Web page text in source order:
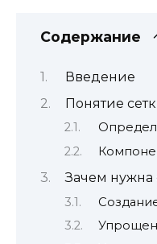
Содержание
Введение
Понятие
Зачем нужна